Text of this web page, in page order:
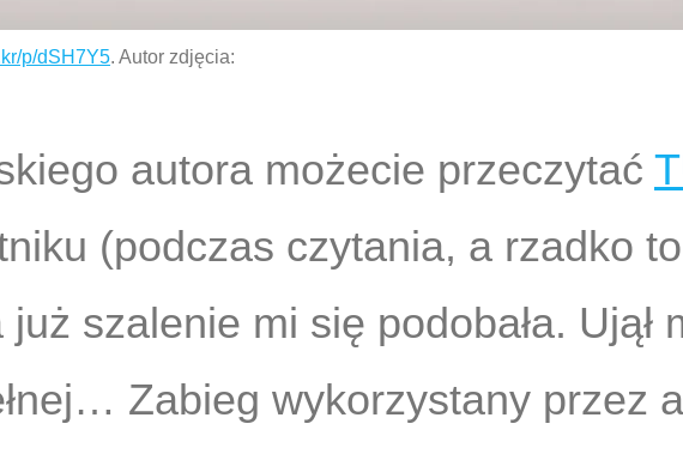
p/dSH7Y5. Autor zdjęcia:
autora możecie przeczytać
(podczas czytania, a rzadko
szalenie mi się podobała. Ujął
Zabieg wykorzystany przez